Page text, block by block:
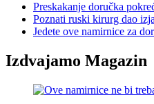
Preskakanje doručka
Poznati ruski kirurg dao
Jedete ove namirnice za
Izdvajamo Magazin